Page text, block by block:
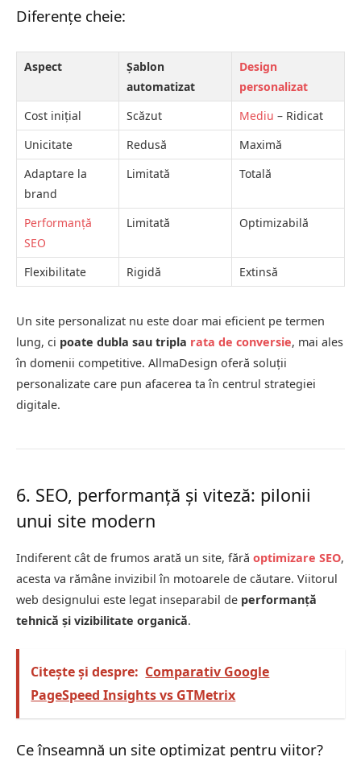
Diferențe cheie:
Aspect
Șablon
automatizat
Design
personalizat
Cost inițial
Scăzut Mediu – Ridicat
Unicitate
Redusă
Maximă
Adaptare la
brand
Limitată Totală
Performanță
SEO
Limitată Optimizabilă
Flexibilitate Rigidă Extinsă
Un site personalizat nu este doar mai eficient pe termen
lung, ci poate dubla sau tripla rata de conversie , mai ales
în domenii competitive. AllmaDesign oferă soluții
personalizate care pun afacerea ta în centrul strategiei
digitale.
6. SEO, performanță și viteză: pilonii
unui site modern
Indiferent cât de frumos arată un site, fără optimizare SEO
acesta va rămâne invizibil în motoarele de căutare. Viitorul
web designului este legat inseparabil de performanță
tehnică și vizibilitate organică
Citește și despre: Comparativ Google
PageSpeed Insights vs GTMetrix
Ce înseamnă un site optimizat pentru viitor?